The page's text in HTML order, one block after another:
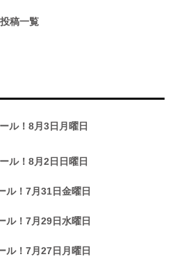
投稿一覧
ル！8月3日月曜日
ル！8月2日日曜日
ル！7月31日金曜日
ル！7月29日水曜日
ル！7月27日月曜日